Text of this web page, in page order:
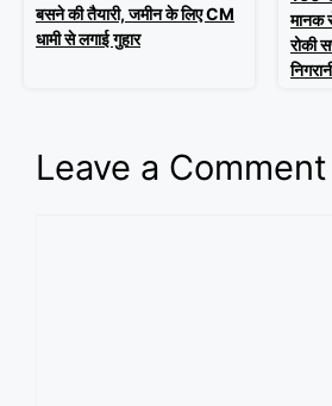
बसने की तैयारी, जमीन के लिए CM
धामी से लगाई गुहार
मानक
रोकी
Leave a Comment